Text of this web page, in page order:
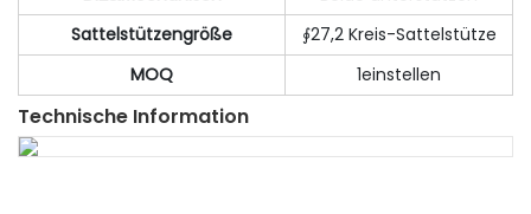
Sattelstützengröße
∮27,2 Kreis-Sattelstütze
MOQ
1einstellen
Technische Information